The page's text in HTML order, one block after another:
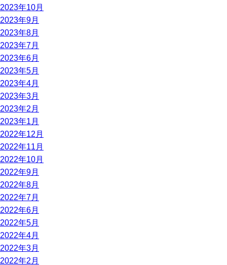
2023年10月
2023年9月
2023年8月
2023年7月
2023年6月
2023年5月
2023年4月
2023年3月
2023年2月
2023年1月
2022年12月
2022年11月
2022年10月
2022年9月
2022年8月
2022年7月
2022年6月
2022年5月
2022年4月
2022年3月
2022年2月